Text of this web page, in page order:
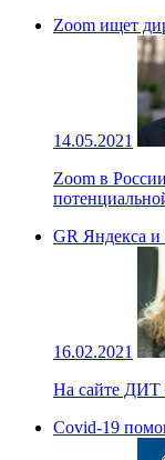
Zoom ищет
14.05.2021
Zoom в
GR Яндекса
16.02.2021
На сайте ДИТ
Covid-19